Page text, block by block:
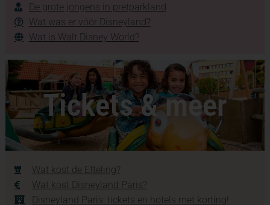
De grote jongens in pretparkland
Wat was er vóór Disneyland?
Wat is Walt Disney World?
Tickets & meer
Wat kost de Efteling?
Wat kost Disneyland Paris?
Disneyland Paris: tickets en hotels met korting!